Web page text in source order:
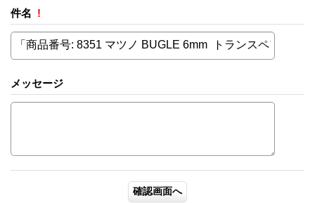
件名 !
メッセージ